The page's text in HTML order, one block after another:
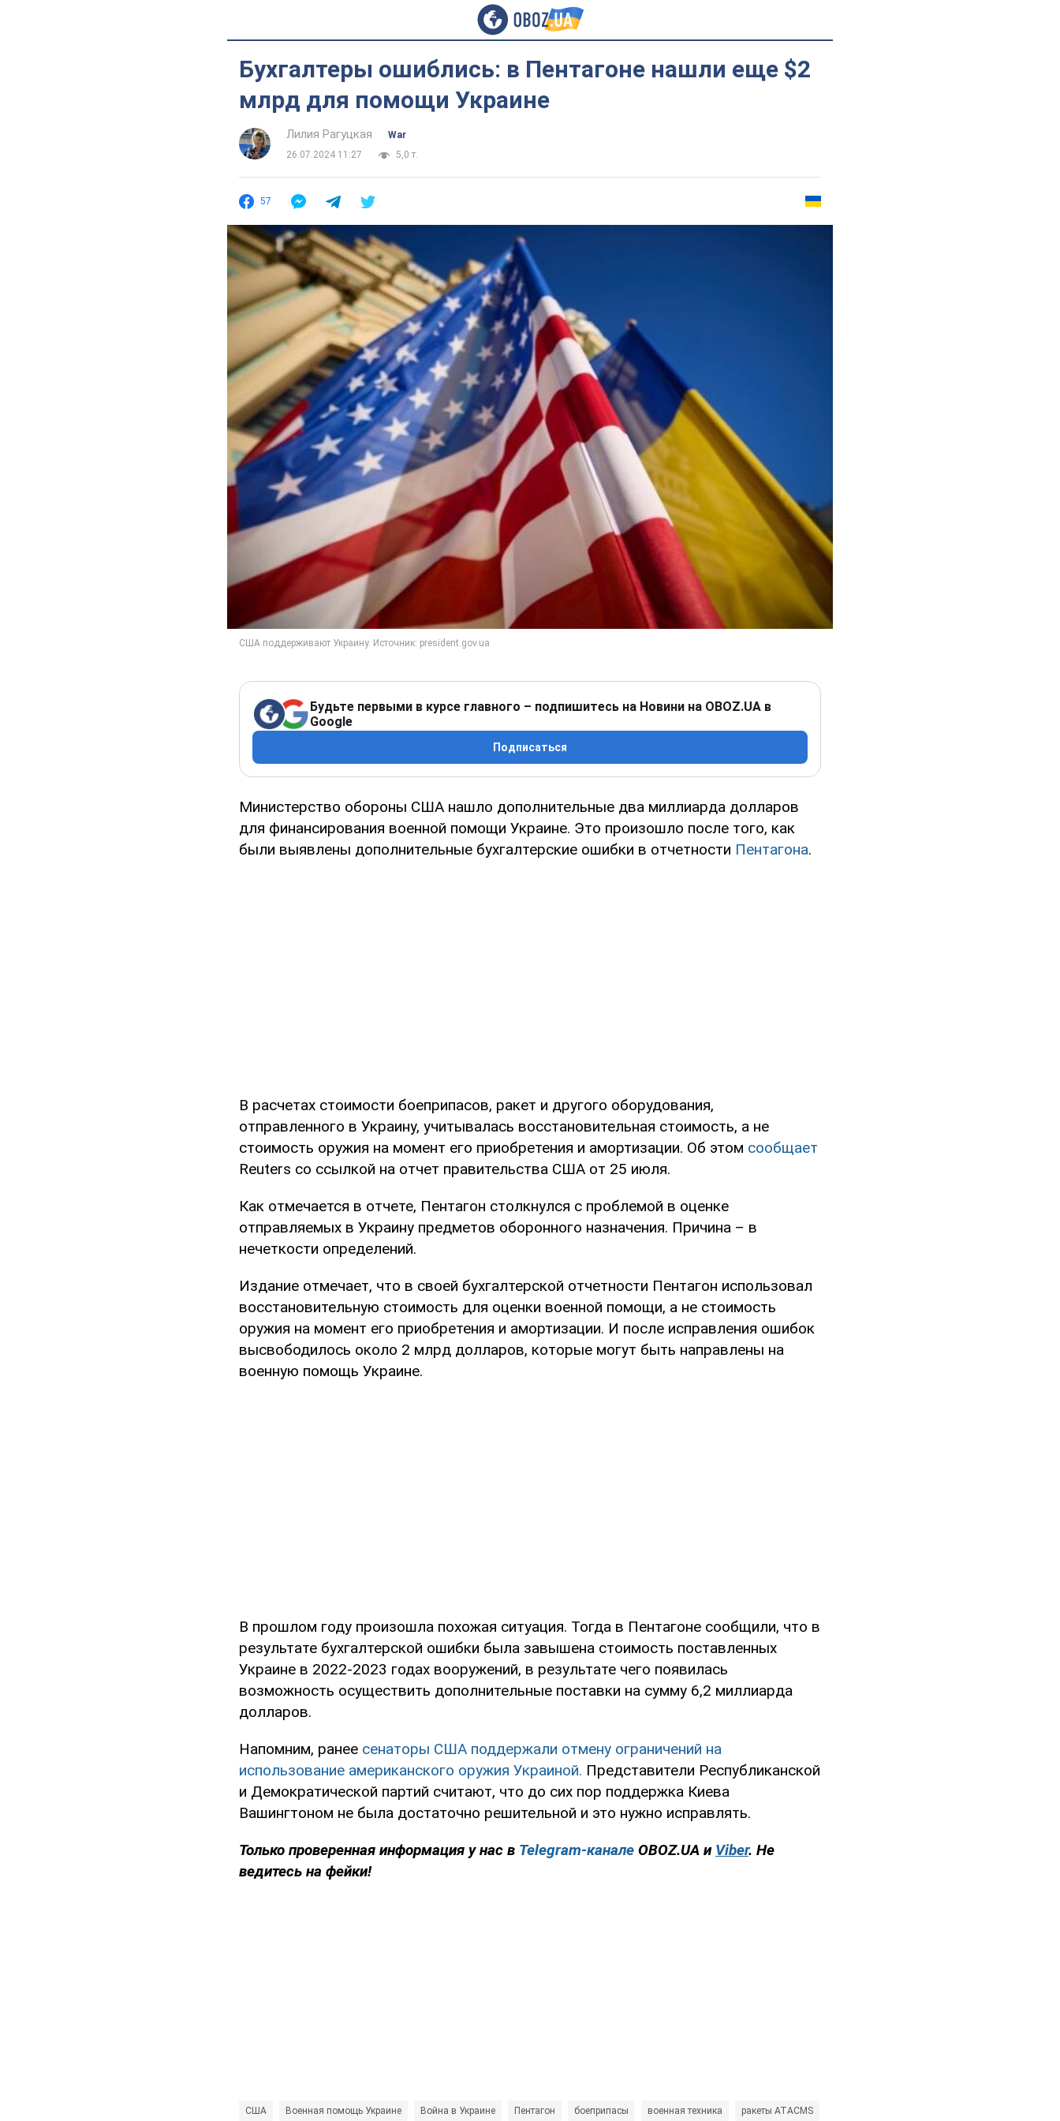
Бухгалтеры ошиблись: в Пентагоне нашли еще $2
млрд для помощи Украине
Лилия Рагуцкая
War
26.07.2024 11:27
5,0 т.
57
Будьте первыми в курсе главного – подпишитесь на Новини на OBOZ.UA в
Google
Подписаться
Министерство обороны США нашло дополнительные два миллиарда долларов
для финансирования военной помощи Украине. Это произошло после того, как
были выявлены дополнительные бухгалтерские ошибки в отчетности Пентагона.
В расчетах стоимости боеприпасов, ракет и другого оборудования,
отправленного в Украину, учитывалась восстановительная стоимость, а не
стоимость оружия на момент его приобретения и амортизации. Об этом сообщает
Reuters со ссылкой на отчет правительства США от 25 июля.
Как отмечается в отчете, Пентагон столкнулся с проблемой в оценке
отправляемых в Украину предметов оборонного назначения. Причина – в
нечеткости определений.
Издание отмечает, что в своей бухгалтерской отчетности Пентагон использовал
восстановительную стоимость для оценки военной помощи, а не стоимость
оружия на момент его приобретения и амортизации. И после исправления ошибок
высвободилось около 2 млрд долларов, которые могут быть направлены на
военную помощь Украине.
В прошлом году произошла похожая ситуация. Тогда в Пентагоне сообщили, что в
результате бухгалтерской ошибки была завышена стоимость поставленных
Украине в 2022-2023 годах вооружений, в результате чего появилась
возможность осуществить дополнительные поставки на сумму 6,2 миллиарда
долларов.
Напомним, ранее сенаторы США поддержали отмену ограничений на
использование американского оружия Украиной. Представители Республиканской
и Демократической партий считают, что до сих пор поддержка Киева
Вашингтоном не была достаточно решительной и это нужно исправлять.
Только проверенная информация у нас в Telegram-канале OBOZ.UA и Viber. Не
ведитесь на фейки!
США Военная помощь Украине Война в Украине Пентагон боеприпасы военная техника ракеты ATACMS